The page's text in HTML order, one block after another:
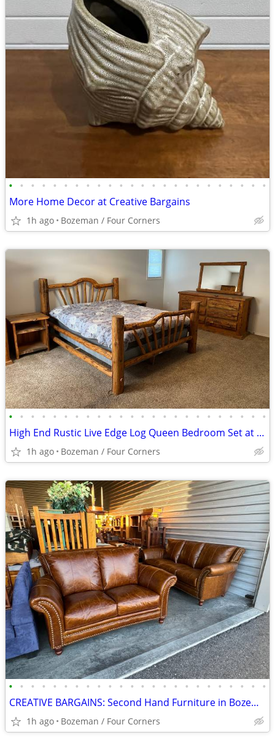
• • • • • • • • • • • • • • • • • • • • • • • •
More Home Decor at Creative Bargains
1h ago Bozeman / Four Corners
• • • • • • • • • • • • • • • • • • • • • • • •
High End Rustic Live Edge Log Queen Bedroom Set at Creative Bargains
1h ago Bozeman / Four Corners
• • • • • • • • • • • • • • • • • • • • • • • •
CREATIVE BARGAINS: Second Hand Furniture in Bozeman
1h ago Bozeman / Four Corners